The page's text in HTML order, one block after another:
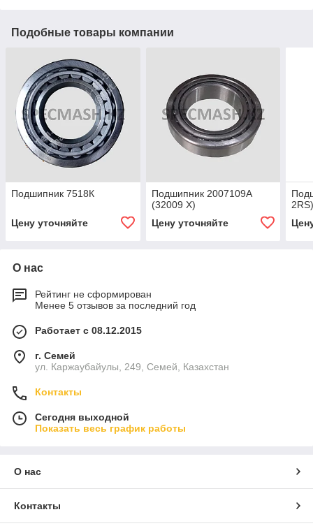
Подобные товары компании
Подшипник 7518К
Цену уточняйте
Подшипник 2007109А
(32009 Х)
Цену уточняйте
О нас
Рейтинг не сформирован
Менее 5 отзывов за последний год
Работает с 08.12.2015
г. Семей
ул. Каржаубайулы, 249, Семей, Казахстан
Контакты
Сегодня выходной
Показать весь график работы
О нас
Контакты